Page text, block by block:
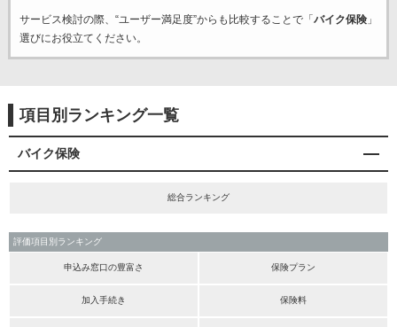
サービス検討の際、“ユーザー満足度”からも比較することで「 バイク保険」
選びにお役立てください。
項目別ランキング一覧
バイク保険
総合ランキング
評価項目別ランキング
申込み窓口の豊富さ 保険プラン
加入手続き 保険料